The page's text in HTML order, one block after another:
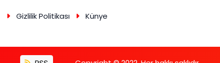
Gizlilik Politikası Künye